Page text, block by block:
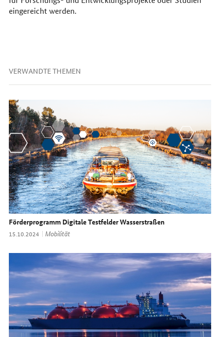
eingereicht werden.
VERWANDTE THEMEN
Förderprogramm Digitale Testfelder Wasserstraßen
Datum:
15.10.2024 Thema:
Mobilität